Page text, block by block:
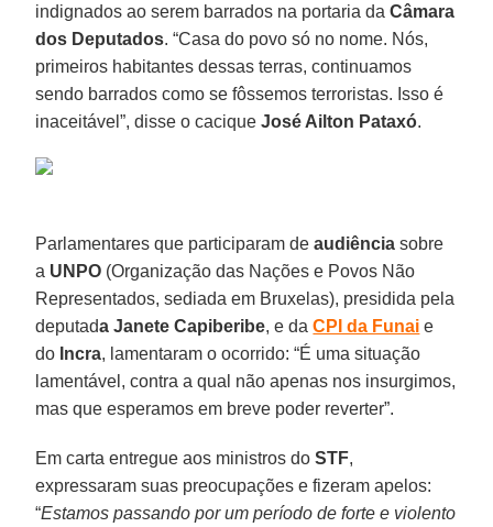
indignados ao serem barrados na portaria daCâmara
dos Deputados. “Casa do povo só no nome. Nós,
primeiros habitantes dessas terras, continuamos
sendo barrados como se fôssemos terroristas. Isso é
inaceitável”, disse o caciqueJosé Ailton Pataxó.
Parlamentares que participaram deaudiência sobre
a UNPO (Organização das Nações e Povos Não
Representados, sediada em Bruxelas), presidida pela
deputada Janete Capiberibe, e daCPI da Funai e
do Incra, lamentaram o ocorrido: “É uma situação
lamentável, contra a qual não apenas nos insurgimos,
mas que esperamos em breve poder reverter”.
Em carta entregue aos ministros doSTF,
expressaram suas preocupações e fizeram apelos:
“Estamos passando por um período de forte e violento